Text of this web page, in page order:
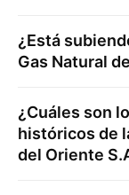
¿Está
Gas Natural
¿Cuáles son
históricos de
del Oriente